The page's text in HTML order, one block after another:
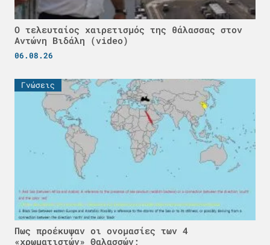
Ο τελευταίος χαιρετισμός της θάλασσας στον
Αντώνη Βιδάλη (video)
06.08.26
Γνώσεις
Πως προέκυψαν οι ονομασίες των 4
«χρωματιστών» Θαλασσών;